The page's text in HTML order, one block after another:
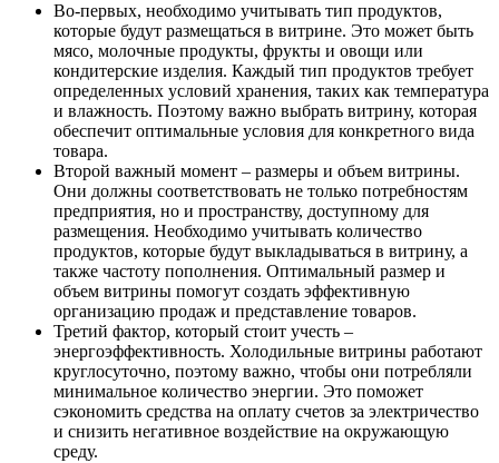
Во-первых, необходимо учитывать тип продуктов,
которые будут размещаться в витрине. Это может быть
мясо, молочные продукты, фрукты и овощи или
кондитерские изделия. Каждый тип продуктов требует
определенных условий хранения, таких как температура
и влажность. Поэтому важно выбрать витрину, которая
обеспечит оптимальные условия для конкретного вида
товара.
Второй важный момент – размеры и объем витрины.
Они должны соответствовать не только потребностям
предприятия, но и пространству, доступному для
размещения. Необходимо учитывать количество
продуктов, которые будут выкладываться в витрину, а
также частоту пополнения. Оптимальный размер и
объем витрины помогут создать эффективную
организацию продаж и представление товаров.
Третий фактор, который стоит учесть –
энергоэффективность. Холодильные витрины работают
круглосуточно, поэтому важно, чтобы они потребляли
минимальное количество энергии. Это поможет
сэкономить средства на оплату счетов за электричество
и снизить негативное воздействие на окружающую
среду.